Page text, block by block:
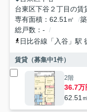
台東区下谷２丁目の賃
専有面積
62.51㎡
総戸数
-
日比谷線 「 入谷 」駅
賃貸（募集中1件）
2階
36.7万
62.51